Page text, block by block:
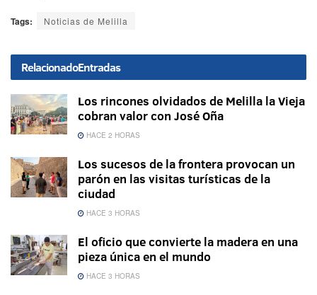
Tags: Noticias de Melilla
RelacionadoEntradas
Los rincones olvidados de Melilla la Vieja
cobran valor con José Oña
HACE 2 HORAS
Los sucesos de la frontera provocan un
parón en las visitas turísticas de la
ciudad
HACE 3 HORAS
El oficio que convierte la madera en una
pieza única en el mundo
HACE 3 HORAS